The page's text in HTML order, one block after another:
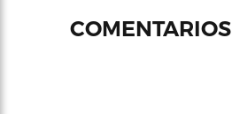
COMENTARIOS